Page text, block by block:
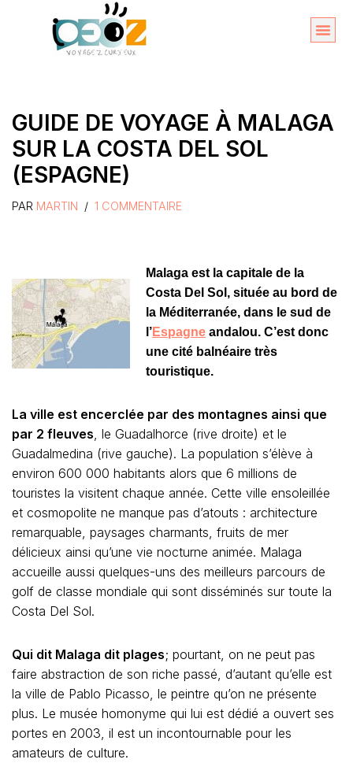
GUIDE DE VOYAGE À MALAGA
SUR LA COSTA DEL SOL
(ESPAGNE)
PAR MARTIN 1 COMMENTAIRE
Malaga est la capitale de la
Costa Del Sol, située au bord de
la Méditerranée, dans le sud de
l’Espagne andalou. C’est donc
une cité balnéaire très
touristique.
La ville est encerclée par des montagnes ainsi que
par 2 fleuves, le Guadalhorce (rive droite) et le
Guadalmedina (rive gauche). La population s’élève à
environ 600 000 habitants alors que 6 millions de
touristes la visitent chaque année. Cette ville ensoleillée
et cosmopolite ne manque pas d’atouts : architecture
remarquable, paysages charmants, fruits de mer
délicieux ainsi qu’une vie nocturne animée. Malaga
accueille aussi quelques-uns des meilleurs parcours de
golf de classe mondiale qui sont disséminés sur toute la
Costa Del Sol.
Qui dit Malaga dit plages; pourtant, on ne peut pas
faire abstraction de son riche passé, d’autant qu’elle est
la ville de Pablo Picasso, le peintre qu’on ne présente
plus. Le musée homonyme qui lui est dédié a ouvert ses
portes en 2003, il est un incontournable pour les
amateurs de culture.